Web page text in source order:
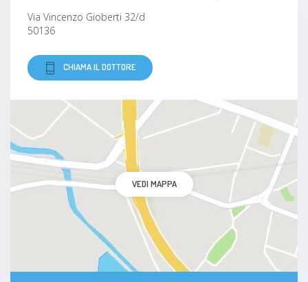
Via Vincenzo Gioberti 32/d
50136
CHIAMA IL DOTTORE
VEDI MAPPA